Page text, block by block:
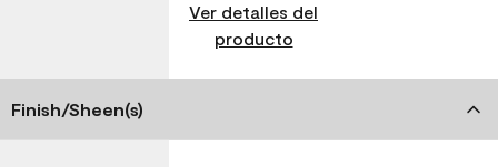
Ver detalles del
producto
Finish/Sheen(s)